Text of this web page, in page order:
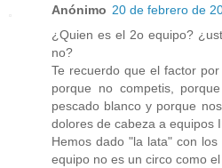
Anónimo 20 de febrero de
¿Quien es el 2o equipo?
no?
Te recuerdo que el factor
porque no competis,
pescado blanco y porque
dolores de cabeza a equipos
Hemos dado "la lata" con
equipo no es un circo como